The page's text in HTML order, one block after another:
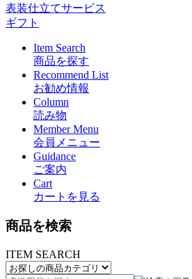
表装仕立てサービス
ギフト
Item Search
商品を探す
Recommend List
お勧め情報
Column
読み物
Member Menu
会員メニュー
Guidance
ご案内
Cart
カートを見る
商品を検索
ITEM SEARCH